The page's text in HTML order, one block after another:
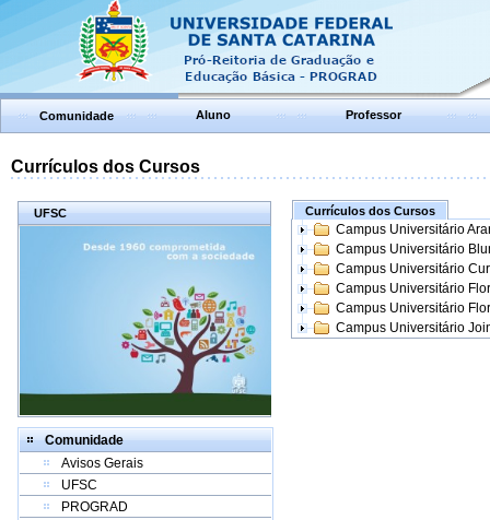
Comunidade Aluno Professor
Currículos dos Cursos
UFSC
Comunidade
Avisos Gerais
UFSC
PROGRAD
Currículos dos Cursos
Campus Universitário
Campus Universitário
Campus Universitário
Campus Universitário
Campus Universitário
Campus Universitário